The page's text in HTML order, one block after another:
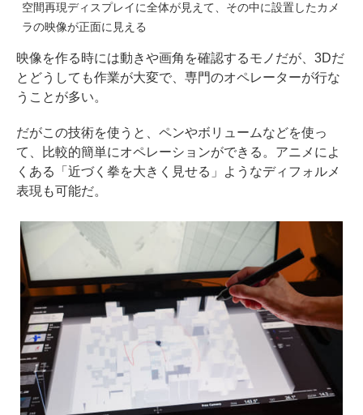
空間再現ディスプレイに全体が見えて、その中に設置したカメ
ラの映像が正面に見える
映像を作る時には動きや画角を確認するモノだが、3Dだ
とどうしても作業が大変で、専門のオペレーターが行な
うことが多い。
だがこの技術を使うと、ペンやボリュームなどを使っ
て、比較的簡単にオペレーションができる。アニメによ
くある「近づく拳を大きく見せる」ようなディフォルメ
表現も可能だ。